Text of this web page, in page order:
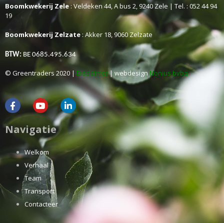
Boomkwekerij Zele: Veldeken 44, A bus 2, 9240 Zele | Tel. : 052 44 94
19
Boomkwekerij Zelzate : Akker 18, 9060 Zelzate
BTW: BE 0685.495.634
© Greentraders 2020 | Disclaimer| webdesignNonius bvba
Navigatie
Welkom
Verhaal
Team
Transport
Contacteer